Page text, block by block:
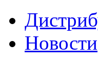
Новости